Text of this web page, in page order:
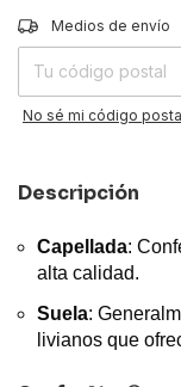
Entregas para el CP:
Medios de envío
No sé mi código
Descripción
Capellada:
alta calidad.
Suela:
livianos que